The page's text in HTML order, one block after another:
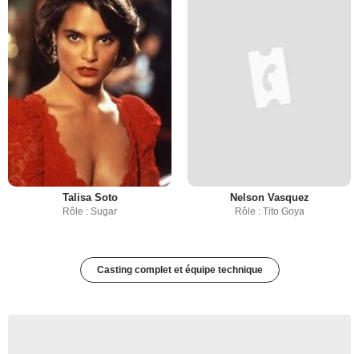
Talisa Soto
Rôle : Sugar
Nelson Vasquez
Rôle : Tito Goya
Casting complet et équipe technique